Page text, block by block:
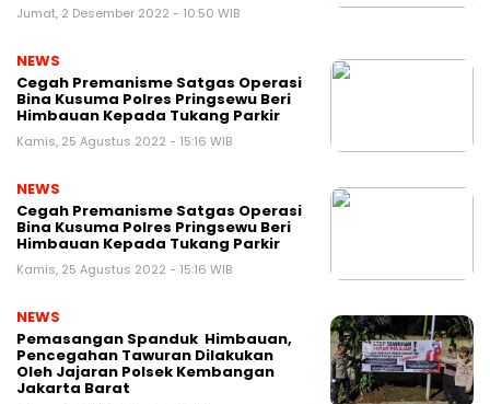
Jumat, 2 Desember 2022 - 10:50 WIB
NEWS
Cegah Premanisme Satgas Operasi
Bina Kusuma Polres Pringsewu Beri
Himbauan Kepada Tukang Parkir
Kamis, 25 Agustus 2022 - 15:16 WIB
NEWS
Cegah Premanisme Satgas Operasi
Bina Kusuma Polres Pringsewu Beri
Himbauan Kepada Tukang Parkir
Kamis, 25 Agustus 2022 - 15:16 WIB
NEWS
Pemasangan Spanduk Himbauan,
Pencegahan Tawuran Dilakukan
Oleh Jajaran Polsek Kembangan
Jakarta Barat